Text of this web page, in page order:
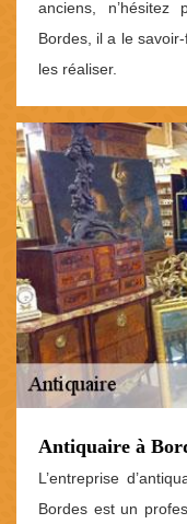
anciens,
Bordes, il a le
les réaliser.
Antiquaire à
L’entreprise
Bordes est un